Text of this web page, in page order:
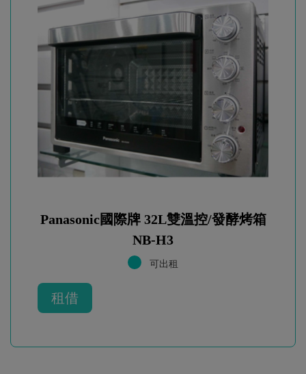
Panasonic國際牌 32L雙溫控/發酵烤箱
NB-H3
可出租
租借